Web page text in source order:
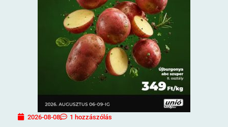
2026-08-08 1 hozzászólás